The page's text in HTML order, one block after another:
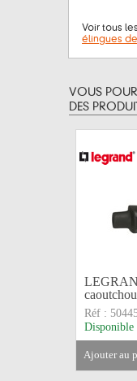
Voir tous
élingues
VOUS
DES
Réf :
Disponible
ajouter au